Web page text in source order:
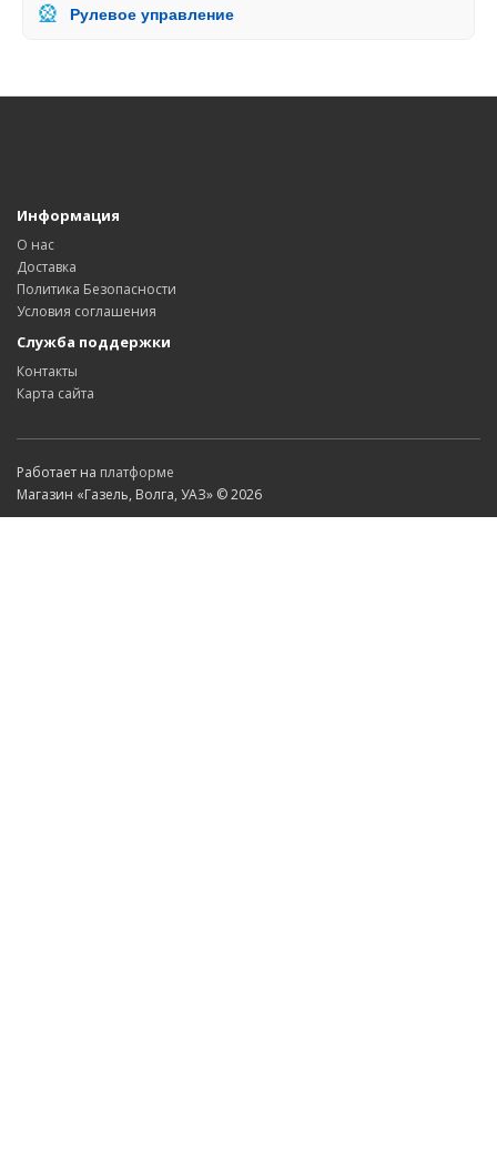
🎡 Рулевое управление
Информация
О нас
Доставка
Политика Безопасности
Условия соглашения
Служба поддержки
Контакты
Карта сайта
Работает на платформе
Магазин «Газель, Волга, УАЗ» © 2026